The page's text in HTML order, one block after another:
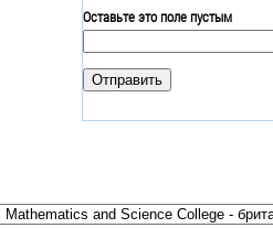
Оставьте это поле пустым